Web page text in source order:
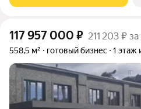
117 957 000 ₽ 211 203 ₽ за
558,5 м² готовый бизнес 1 этаж